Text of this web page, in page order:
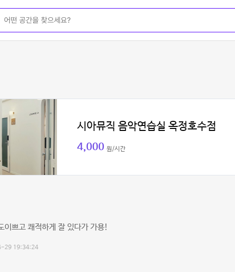
시아뮤직 음악연습실 옥정호수점
4,000 원/시간
이쁘고 쾌적하게 잘 있다가 가용!
29 19:34:24